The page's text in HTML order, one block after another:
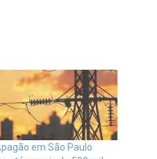
em São Paulo